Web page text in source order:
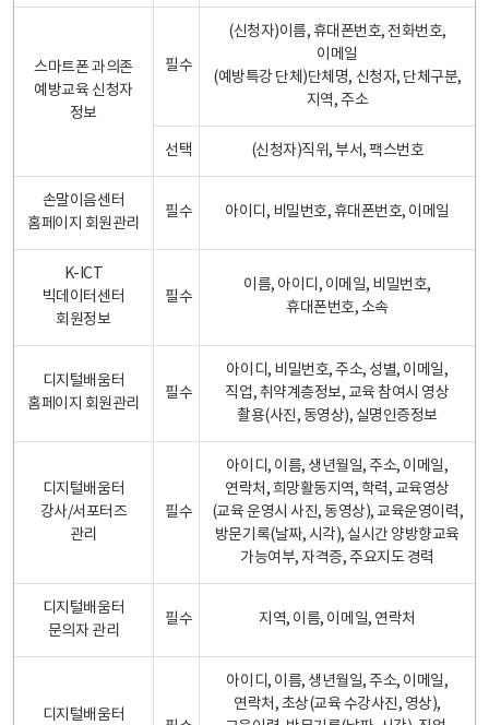
스마트폰 과의존
예방교육 신청자
정보
필수
(신청자)이름, 휴대폰번호, 전화번호,
이메일
(예방특강 단체)단체명, 신청자, 단체구분,
지역, 주소
선택 (신청자)직위, 부서, 팩스번호
손말이음센터
홈페이지 회원관리
필수 아이디, 비밀번호, 휴대폰번호, 이메일
K-ICT
빅데이터센터
회원정보
필수
이름, 아이디, 이메일, 비밀번호,
휴대폰번호, 소속
디지털배움터
홈페이지 회원관리
필수
아이디, 비밀번호, 주소, 성별, 이메일,
직업, 취약계층정보, 교육 참여시 영상
촬용(사진, 동영상), 실명인증정보
디지털배움터
강사/서포터즈
관리
필수
아이디, 이름, 생년월일, 주소, 이메일,
연락처, 희망활동지역, 학력, 교육영상
(교육 운영시 사진, 동영상), 교육운영이력,
방문기록(날짜, 시각), 실시간 양방향교육
가능여부, 자격증, 주요지도 경력
디지털배움터
문의자 관리
필수 지역, 이름, 이메일, 연락처
디지털배움터
아이디, 이름, 생년월일, 주소, 이메일,
연락처, 초상(교육 수강사진, 영상),